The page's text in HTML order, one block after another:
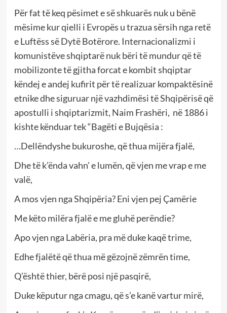
Për fat të keq pësimet e së shkuarës nuk u bënë
mësime kur qielli i Evropës u trazua sërsih nga retë
e Luftëss së Dytë Botërore. Internacionalizmi i
komunistëve shqiptarë nuk bëri të mundur që të
mobilizonte të gjitha forcat e kombit shqiptar
këndej e andej kufirit për të realizuar kompaktësinë
etnike dhe siguruar një vazhdimësi të Shqipërisë që
apostulli i shqiptarizmit, Naim Frashëri, në 1886 i
kishte kënduar tek “Bagëti e Bujqësia :
…Dellëndyshe bukuroshe, që thua mijëra fjalë,
Dhe të k’ënda vahn’ e lumën, që vjen me vrap e me
valë,
A mos vjen nga Shqipëria? Eni vjen pej Çamërie
Me këto milëra fjalë e me gluhë perëndie?
Apo vjen nga Labëria, pra më duke kaqë trime,
Edhe fjalëtë që thua më gëzojnë zëmrën time,
Q’është thier, bërë posi një pasqirë,
Duke këputur nga cmagu, që s’e kanë vartur mirë,